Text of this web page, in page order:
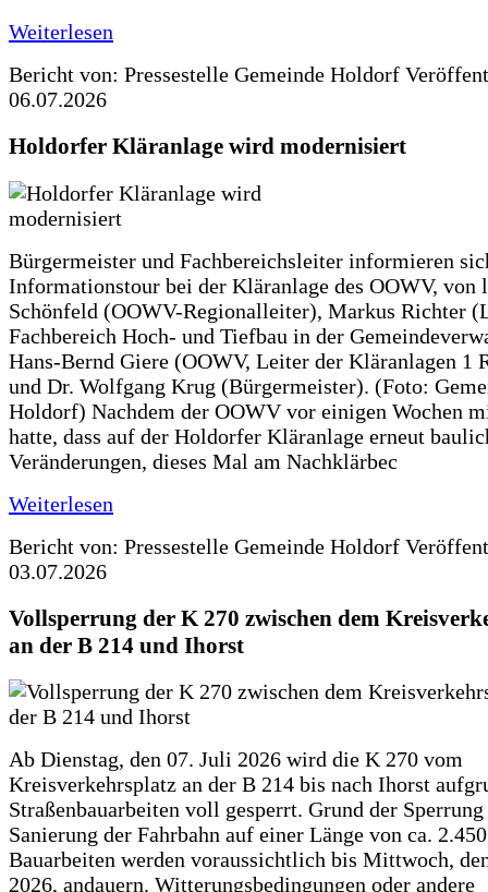
Weiterlesen
Bericht von: Pressestelle Gemeinde Holdorf
06.07.2026
Holdorfer Kläranlage wird modernisiert
Bürgermeister und Fachbereichsleiter informieren
Informationstour bei der Kläranlage des OOWV, von
Schönfeld (OOWV-Regionalleiter), Markus Richter
Fachbereich Hoch- und Tiefbau in der
Hans-Bernd Giere (OOWV, Leiter der Kläranlagen 1
und Dr. Wolfgang Krug (Bürgermeister). (Foto:
Holdorf) Nachdem der OOWV vor einigen Wochen
hatte, dass auf der Holdorfer Kläranlage erneut
Veränderungen, dieses Mal am Nachklärbec
Weiterlesen
Bericht von: Pressestelle Gemeinde Holdorf
03.07.2026
Vollsperrung der K 270 zwischen dem
an der B 214 und Ihorst
Ab Dienstag, den 07. Juli 2026 wird die K 270 vom
Kreisverkehrsplatz an der B 214 bis nach Ihorst
Straßenbauarbeiten voll gesperrt. Grund der
Sanierung der Fahrbahn auf einer Länge von ca.
Bauarbeiten werden voraussichtlich bis Mittwoch,
2026, andauern. Witterungsbedingungen oder andere